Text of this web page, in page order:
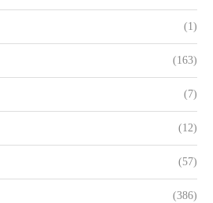
(1)
(163)
(7)
(12)
(57)
(386)